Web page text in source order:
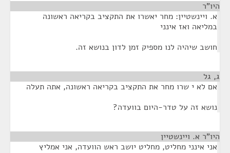
היו"ר
א. ויינשטיין: מחר יאשרו את התקציב בקריאה ראשונה
במליאה ואז אינני
חושב שיהיה לנו מספיק זמן לדון בנושא זה.
ג, גל
אם לא י שרו מחר את התקציב בקריאה ראשונה, אתה תעלה
נושא זה על טדר-היום בוועדה?
היו"ר א. ויינשטיין
אני אינני מחליט, מחליט יושב ראש הוועדה, אני אמליץ